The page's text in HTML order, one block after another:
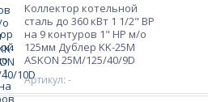
Коллектор котельной
сталь до 360 кВт 1 1/2" ВР
на 9 контуров 1" НР м/о
125мм Дублер KK-25М
ASKON 25M/125/40/9D
Артикул: -